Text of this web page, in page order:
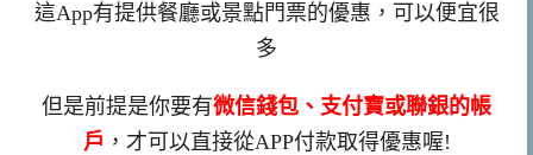
這App有提供餐廳或景點門票的優惠，可以便宜很
多
但是前提是你要有微信錢包、支付寶或聯銀的帳
戶 ，才可以直接從APP付款取得優惠喔!